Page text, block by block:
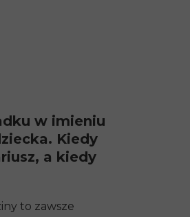
w imieniu
Kiedy
a kiedy
to zawsze